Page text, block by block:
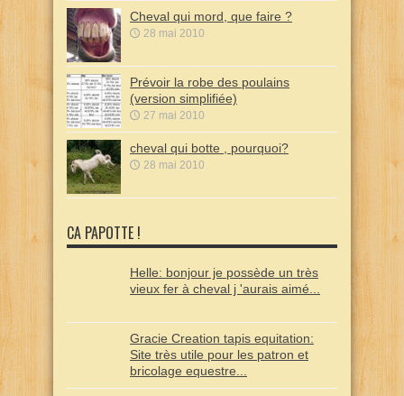
Cheval qui mord, que faire ?
28 mai 2010
Prévoir la robe des poulains
(version simplifiée)
27 mai 2010
cheval qui botte , pourquoi?
28 mai 2010
CA PAPOTTE !
Helle: bonjour je possède un très
vieux fer à cheval j 'aurais aimé...
Gracie Creation tapis equitation:
Site très utile pour les patron et
bricolage equestre...